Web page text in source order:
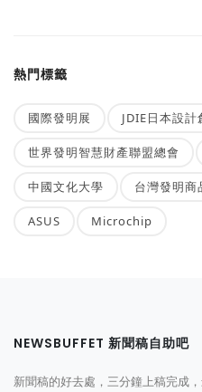
熱門標籤
國際發明展 JDIE日本設
世界發明智慧財產聯盟總會
中國文化大學 台灣發明商
ASUS Microchip
NEWSBUFFET 新聞稿自助吧
新聞稿的好去處，三分鐘上稿完成